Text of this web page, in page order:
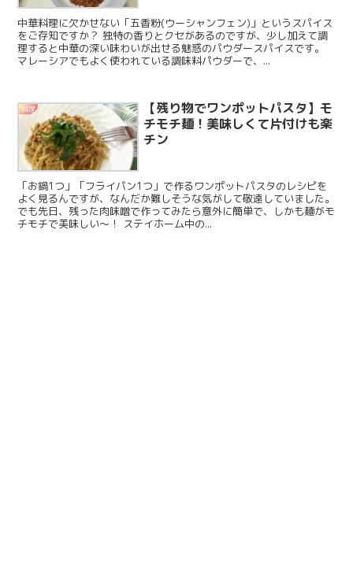
中華料理に欠かせない「五香粉(ウーシャンフェン)」というスパイス
をご存知ですか？ 独特の香りとクセがあるのですが、少し加えて調
理すると中華の深い味わいが出せる魅惑のパウダースパイスです。
マレーシアでもよく使われている調味料パウダーで、...
料理
【残り物でワンポットパスタ】モ
チモチ麺！美味しくて片付けも楽
チン
「お鍋1つ」「フライパン1つ」で作るワンポットパスタのレシピを
よく見るんですが、なんだか難しそうな気がして敬遠していました。
でも先日、残った肉味噌で作ってみたら意外に簡単で、しかも麺がモ
チモチで美味しい～！ ステイホーム中の...